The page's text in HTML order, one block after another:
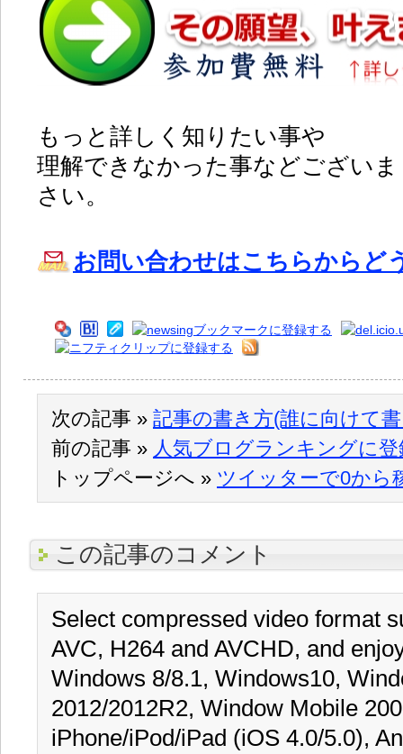
もっと詳しく知りたい事や
理解できなかった事などござい
さい。
お問い合わせはこちらからど
次の記事 » 記事の書き方(誰に向けて
前の記事 » 人気ブログランキングに
トップページへ » ツイッターで0から
この記事のコメント
Select compressed video format
AVC, H264 and AVCHD, and
Windows 8/8.1, Windows10,
2012/2012R2, Window Mobile
iPhone/iPod/iPad (iOS 4.0/5.0),